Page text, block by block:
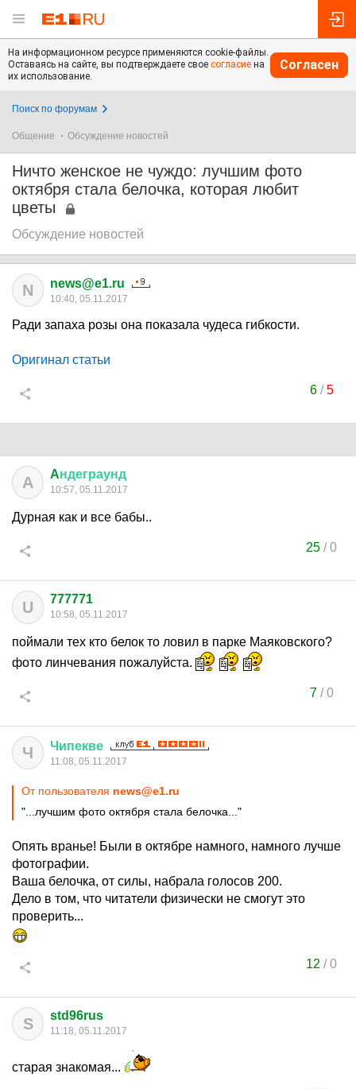
На информационном ресурсе применяются cookie-файлы.
Оставаясь на сайте, вы подтверждаете свое согласие на
их использование.
Согласен
Поиск по форумам
Общение Обсуждение новостей
Ничто женское не чуждо: лучшим фото
октября стала белочка, которая любит
цветы
Обсуждение новостей
N news@e1.ru
10:40, 05.11.2017
Ради запаха розы она показала чудеса гибкости.
Оригинал статьи
6/5
A Aндеграунд
10:57, 05.11.2017
Дурная как и все бабы..
25 /0
U 777771
10:58, 05.11.2017
поймали тех кто белок то ловил в парке Маяковского?
фото линчевания пожалуйста.
7/0
Ч Чипекве
11:08, 05.11.2017
От пользователя news@e1.ru
"...лучшим фото октября стала белочка..."
Опять вранье! Были в октябре намного, намного лучше
фотографии.
Ваша белочка, от силы, набрала голосов 200.
Дело в том, что читатели физически не смогут это
проверить...
12 /0
S std96rus
11:18, 05.11.2017
старая знакомая...